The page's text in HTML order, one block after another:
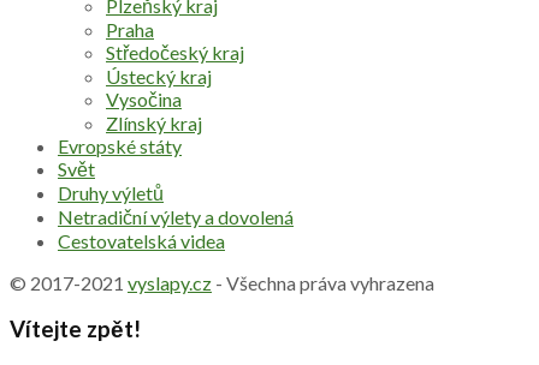
Plzeňský kraj
Praha
Středočeský kraj
Ústecký kraj
Vysočina
Zlínský kraj
Evropské státy
Svět
Druhy výletů
Netradiční výlety a dovolená
Cestovatelská videa
© 2017-2021 vyslapy.cz - Všechna práva vyhrazena
Vítejte zpět!